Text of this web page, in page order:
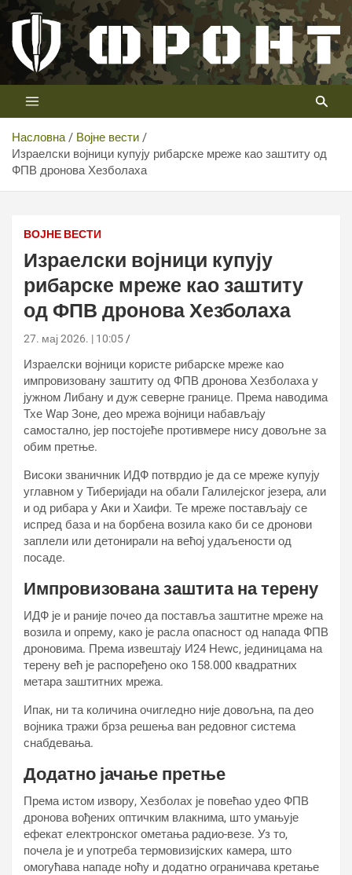
Скип
цонтент
Телевизија ФРОНТ
Први војни канал у Србији
Насловна
Војне вести
Израелски војници купују рибарске мреже као заштиту од
ФПВ дронова Хезболаха
ВОЈНЕ ВЕСТИ
Израелски војници купују
рибарске мреже као заштиту
од ФПВ дронова Хезболаха
27. мај 2026. | 10:05
Израелски војници користе рибарске мреже као
импровизовану заштиту од ФПВ дронова Хезболаха у
јужном Либану и дуж северне границе. Према наводима
Тхе Wар Зоне, део мрежа војници набављају
самостално, јер постојеће противмере нису довољне за
обим претње.
Високи званичник ИДФ потврдио је да се мреже купују
углавном у Тиберијади на обали Галилејског језера, али
и од рибара у Аки и Хаифи. Те мреже постављају се
испред база и на борбена возила како би се дронови
заплели или детонирали на већој удаљености од
посаде.
Импровизована заштита на терену
ИДФ је и раније почео да поставља заштитне мреже на
возила и опрему, како је расла опасност од напада ФПВ
дроновима. Према извештају И24 Неwс, јединицама на
терену већ је распоређено око 158.000 квадратних
метара заштитних мрежа.
Ипак, ни та количина очигледно није довољна, па део
војника тражи брза решења ван редовног система
снабдевања.
Додатно јачање претње
Према истом извору, Хезболах је повећао удео ФПВ
дронова вођених оптичким влакнима, што умањује
ефекат електронског ометања радио-везе. Уз то,
почела је и употреба термовизијских камера, што
омогућава нападе ноћу и додатно ограничава кретање